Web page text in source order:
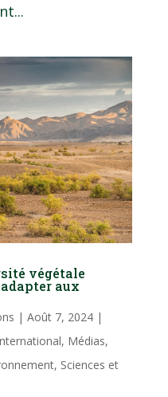
végétale
aux
| Août 7, 2024|
, Médias,
, Sciences et